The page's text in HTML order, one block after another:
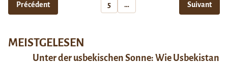
Précédent 5 … Suivant
MEISTGELESEN
Unter der usbekischen Sonne: Wie Usbekistan